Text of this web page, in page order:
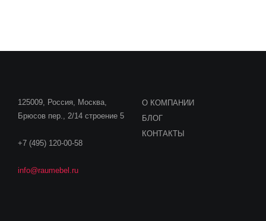
125009, Россия, Москва,
Брюсов пер., 2/14 строение 5
+7 (495) 120-00-58
info@raumebel.ru
О КОМПАНИИ
БЛОГ
КОНТАКТЫ